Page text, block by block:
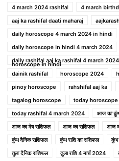
4 march 2024 rashifal
4 march
aaj ka rashifal daati maharaj
daily horoscope 4 march 2024 in hindi
daily horoscope in hindi 4 march 2024
daily rashifal aaj ka rashifal 4 march
horoscope in hindi
dainik rashifal
horoscope 2024
pinoy horoscope
rahshifal aaj ka
tagalog horoscope
today
today rashifal 4 march 2024
आज का
आज का मेष राशिफल
आज का राशिफल आज
कुंभ दैनिक राशिफल
कुंभ राशि का राशिफल कुंभ
तुला दैनिक राशिफल
तुला राशि 4 मार्च 2024